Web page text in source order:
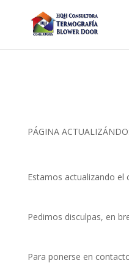
PÁGINA
Estamos actualizando el
Pedimos disculpas, en
Para ponerse en